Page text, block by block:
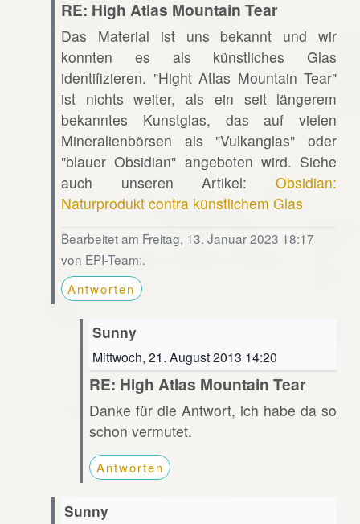
RE: High Atlas Mountain Tear
Das Material ist uns bekannt und wir
konnten es als künstliches Glas
identifizieren. "Hight Atlas Mountain Tear"
ist nichts weiter, als ein seit längerem
bekanntes Kunstglas, das auf vielen
Mineralienbörsen als "Vulkanglas" oder
"blauer Obsidian" angeboten wird. Siehe
auch unseren Artikel:Obsidian:
Naturprodukt contra künstlichem Glas
Bearbeitet am Freitag, 13. Januar 2023 18:17
von EPI-Team:.
Antworten
Sunny
Mittwoch, 21. August 2013 14:20
RE: High Atlas Mountain Tear
Danke für die Antwort, ich habe da so
schon vermutet.
Antworten
Sunny